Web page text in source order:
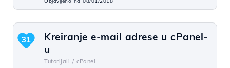
Kreiranje e-mail adrese u cPanel-
u
Tutorijali / cPanel
31